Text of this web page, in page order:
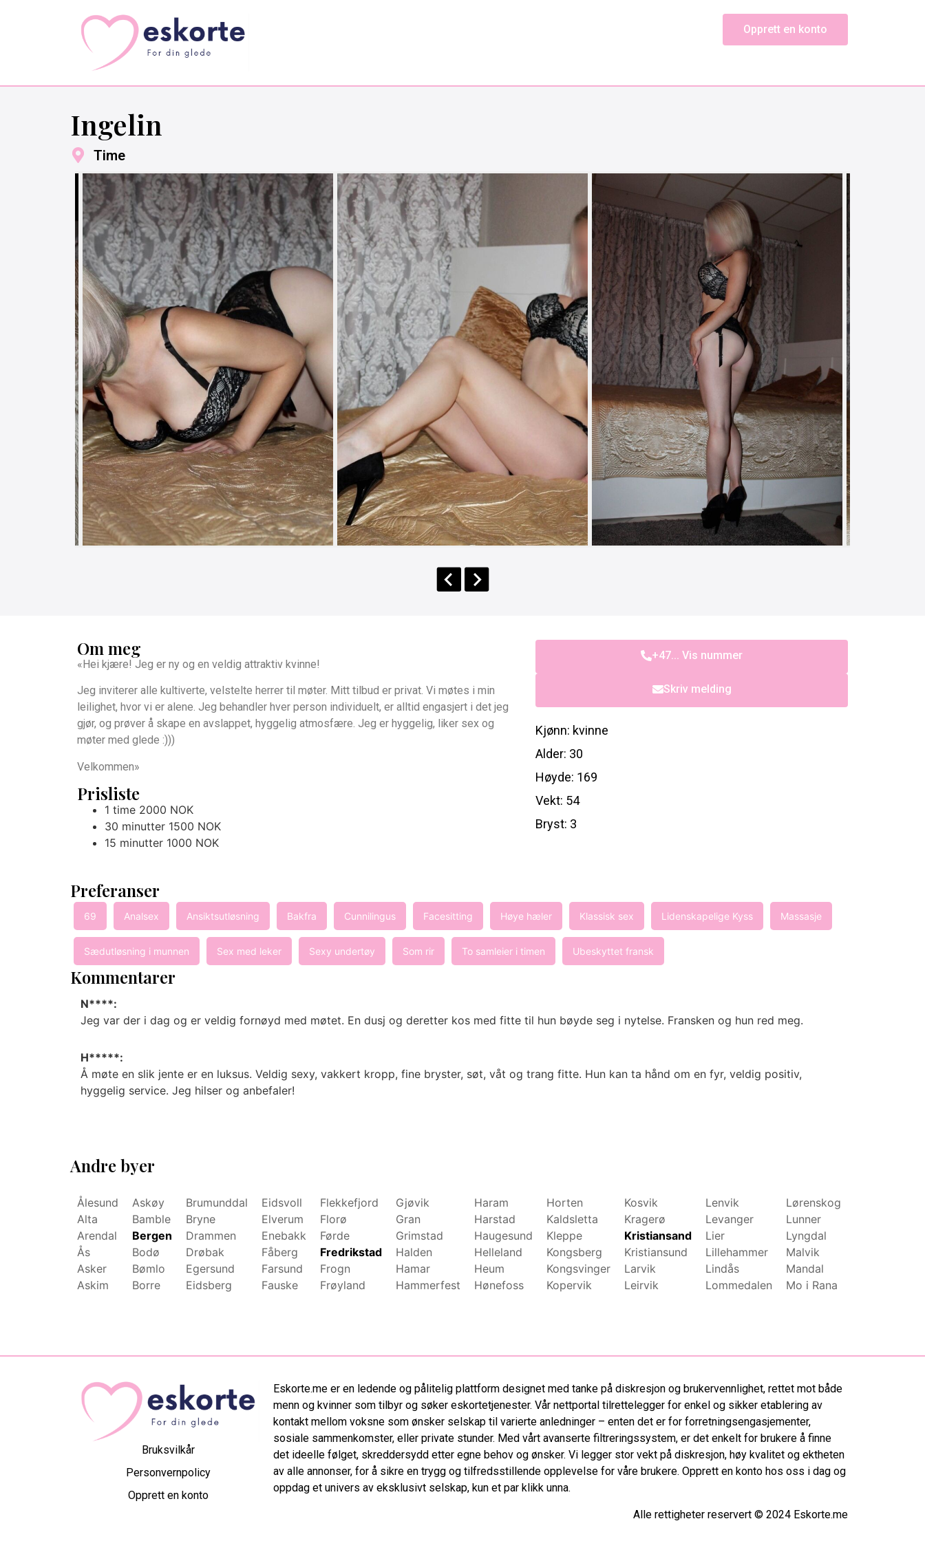
Opprett en konto
Ingelin
Time
Om meg
«Hei kjære! Jeg er ny og en veldig attraktiv kvinne!
Jeg inviterer alle kultiverte, velstelte herrer til møter. Mitt tilbud er privat. Vi møtes i min
leilighet, hvor vi er alene. Jeg behandler hver person individuelt, er alltid engasjert i det jeg
gjør, og prøver å skape en avslappet, hyggelig atmosfære. Jeg er hyggelig, liker sex og
møter med glede :)))
Velkommen»
Prisliste
1 time 2000 NOK
30 minutter 1500 NOK
15 minutter 1000 NOK
+47... Vis nummer
Skriv melding
Kjønn: kvinne
Alder: 30
Høyde: 169
Vekt: 54
Bryst: 3
Preferanser
69 Analsex Ansiktsutløsning Bakfra Cunnilingus Facesitting Høye hæler Klassisk sex Lidenskapelige Kyss Massasje
Sædutløsning i munnen Sex med leker Sexy undertøy Som rir To samleier i timen Ubeskyttet fransk
Kommentarer
N****:
Jeg var der i dag og er veldig fornøyd med møtet. En dusj og deretter kos med fitte til hun bøyde seg i nytelse. Fransken og hun red meg.
H*****:
Å møte en slik jente er en luksus. Veldig sexy, vakkert kropp, fine bryster, søt, våt og trang fitte. Hun kan ta hånd om en fyr, veldig positiv,
hyggelig service. Jeg hilser og anbefaler!
Andre byer
Ålesund
Alta
Arendal
Ås
Asker
Askim
Askøy
Bamble
Bergen
Bodø
Bømlo
Borre
Brumunddal
Bryne
Drammen
Drøbak
Egersund
Eidsberg
Eidsvoll
Elverum
Enebakk
Fåberg
Farsund
Fauske
Flekkefjord
Florø
Førde
Fredrikstad
Frogn
Frøyland
Gjøvik
Gran
Grimstad
Halden
Hamar
Hammerfest
Haram
Harstad
Haugesund
Helleland
Heum
Hønefoss
Horten
Kaldsletta
Kleppe
Kongsberg
Kongsvinger
Kopervik
Kosvik
Kragerø
Kristiansand
Kristiansund
Larvik
Leirvik
Lenvik
Levanger
Lier
Lillehammer
Lindås
Lommedalen
Lørenskog
Lunner
Lyngdal
Malvik
Mandal
Mo i Rana
Bruksvilkår
Personvernpolicy
Opprett en konto
Eskorte.me er en ledende og pålitelig plattform designet med tanke på diskresjon og brukervennlighet, rettet mot både
menn og kvinner som tilbyr og søker eskortetjenester. Vår nettportal tilrettelegger for enkel og sikker etablering av
kontakt mellom voksne som ønsker selskap til varierte anledninger – enten det er for forretningsengasjementer,
sosiale sammenkomster, eller private stunder. Med vårt avanserte filtreringssystem, er det enkelt for brukere å finne
det ideelle følget, skreddersydd etter egne behov og ønsker. Vi legger stor vekt på diskresjon, høy kvalitet og ektheten
av alle annonser, for å sikre en trygg og tilfredsstillende opplevelse for våre brukere. Opprett en konto hos oss i dag og
oppdag et univers av eksklusivt selskap, kun et par klikk unna.
Alle rettigheter reservert © 2024 Eskorte.me